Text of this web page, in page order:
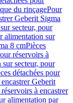
du rinçagePour
Geberit Sigma
secteur, pour
alimentation sur
8 cmPièces
réservoirs à
secteur, pour
détachées pour
Geberit
à encastrer
alimentation par